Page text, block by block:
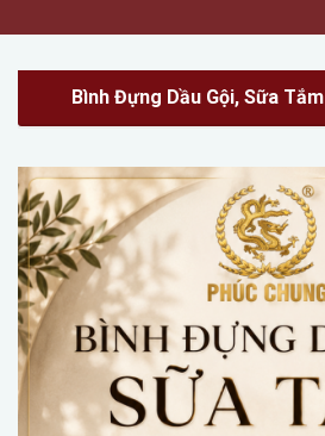
Bình Đựng Dầu Gội, Sữa Tắm